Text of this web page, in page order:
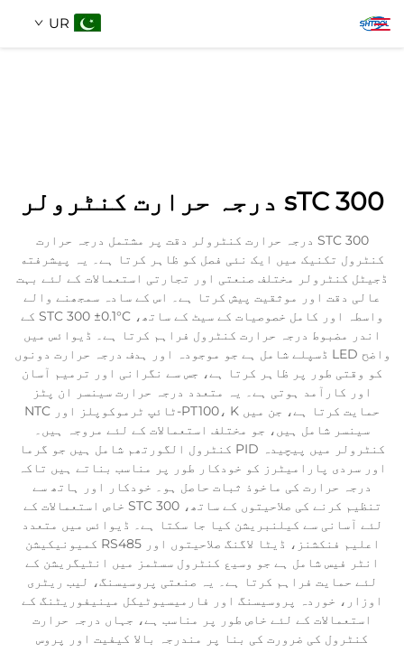
UR
ہم سے رابطہ کریں
sTC 300 درجہ حرارت کنٹرولر
STC 300 درجہ حرارت کنٹرولر دقت پر مشتمل درجہ حرارت
کنٹرول تکنیک میں ایک نئی فصل کو ظاہر کرتا ہے۔ یہ پیشرفته
ڈجیٹل کنٹرولر مختلف صنعتی اور تجارتی استعمالات کے لئے بہت
عالی دقت اور موثقیت پیش کرتا ہے۔ اس کے سادہ سمجھنے والے
واسطہ اور کامل خصوصیات کے سیٹ کے ساتھ، STC 300 ±0.1°C کے
اندر مضبوط درجہ حرارت کنٹرول فراہم کرتا ہے۔ ڈیوائس میں
واضح LED ڈسپلے شامل ہے جو موجودہ اور ہدف درجہ حرارت دونوں
کو وقتی طور پر ظاہر کرتا ہے، جس سے نگرانی اور ترمیم آسان
اور کارآمد ہوتی ہے۔ یہ متعدد درجہ حرارت سینسر ان پٹز
حمایت کرتا ہے، جن میں PT100، K-ٹائپ ٹرموکوپلز اور NTC
سینسر شامل ہیں، جو مختلف استعمالات کے لئے مروجہ ہیں۔
کنٹرولر میں پیچیدہ PID کنٹرول الگورتھم شامل ہیں جو گرما
اور سردی پارامیٹرز کو خودکار طور پر مناسب بناتے ہیں تاکہ
درجہ حرارت کی ماخوذ ثبات حاصل ہو۔ خودکار اور ہاتھ سے
تنظیم کرنے کی صلاحیتوں کے ساتھ، STC 300 خاص استعمالات کے
لئے آسانی سے کیلنبریشن کیا جا سکتا ہے۔ ڈیوائس میں متعدد
اعلیم فنکشنز، ڈیٹا لاگنگ صلاحیتوں اور RS485 کمیونیکیشن
انٹر فیس شامل ہے جو وسیع کنٹرول سسٹمز میں انٹیگریشن کے
لئے حمایت فراہم کرتا ہے۔ یہ صنعتی پروسیسنگ، لیب ریٹری
اوزار، خوردہ پروسیسنگ اور فارمیسیوٹیکل مینیفوریٹنگ کے
استعمالات کے لئے خاص طور پر مناسب ہے، جہاں درجہ حرارت
کنٹرول کی ضرورت کی بنا پر مندرجہ بالا کیفیت اور پروس